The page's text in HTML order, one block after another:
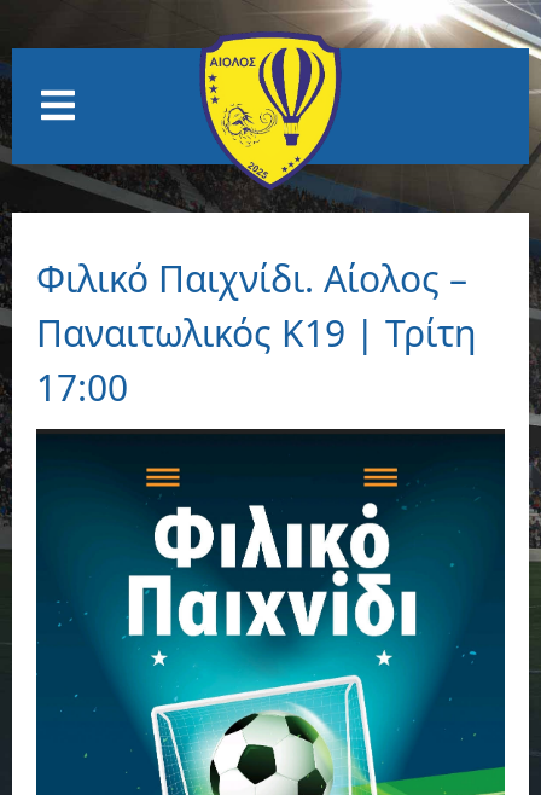
Φιλικό Παιχνίδι. Αίολος –
Παναιτωλικός Κ19 | Τρίτη
17:00